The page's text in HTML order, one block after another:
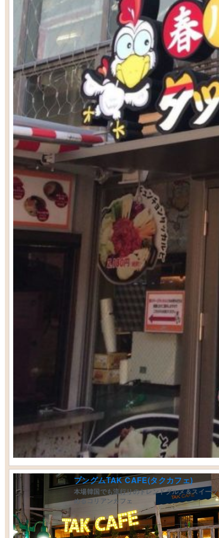
プングムTAK CAFE(タクカフェ)
本場韓国でも流行りのトレンドグルメ＆スイー
めるコリアンカフェ